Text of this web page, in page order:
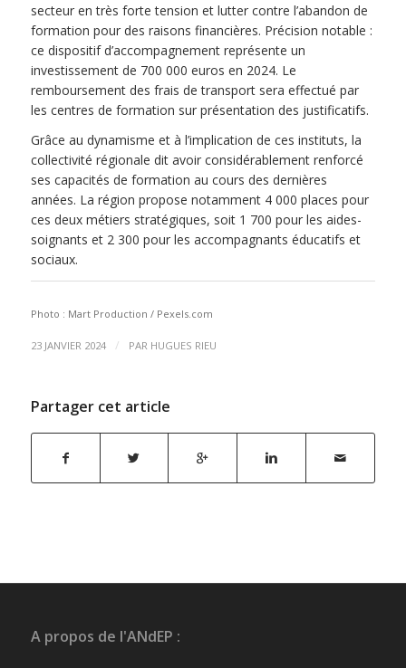
secteur en très forte tension et lutter contre l’abandon de
formation pour des raisons financières. Précision notable :
ce dispositif d’accompagnement représente un
investissement de 700 000 euros en 2024. Le
remboursement des frais de transport sera effectué par
les centres de formation sur présentation des justificatifs.
Grâce au dynamisme et à l’implication de ces instituts, la
collectivité régionale dit avoir considérablement renforcé
ses capacités de formation au cours des dernières
années. La région propose notamment 4 000 places pour
ces deux métiers stratégiques, soit 1 700 pour les aides-
soignants et 2 300 pour les accompagnants éducatifs et
sociaux.
Photo : Mart Production / Pexels.com
23 JANVIER 2024 / PAR HUGUES RIEU
Partager cet article
A propos de l'ANdEP :